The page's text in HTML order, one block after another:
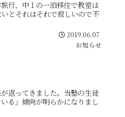
行、中１の一泊移住で教室は
とそれはそれで寂しいので不
2019.06.07
お知らせ
返ってきました。当塾の生徒
る」傾向が明らかになりまし